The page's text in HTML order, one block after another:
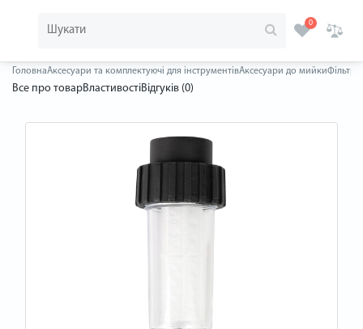
0
ГоловнаАксесуари та комплектуючі для інструментівАксесуари до мийкиФільтр
Все про товарВластивостіВідгуків (0)